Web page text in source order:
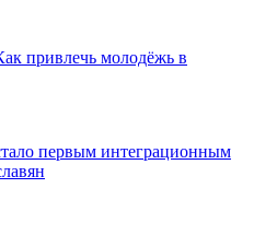
привлечь молодёжь в
первым интеграционным